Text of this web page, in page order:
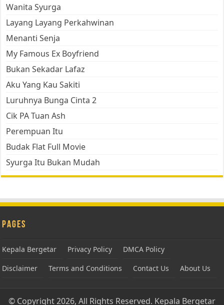
Wanita Syurga
Layang Layang Perkahwinan
Menanti Senja
My Famous Ex Boyfriend
Bukan Sekadar Lafaz
Aku Yang Kau Sakiti
Luruhnya Bunga Cinta 2
Cik PA Tuan Ash
Perempuan Itu
Budak Flat Full Movie
Syurga Itu Bukan Mudah
Pages
Kepala Bergetar Privacy Policy
DMCA Policy
Disclaimer
Terms and Conditions Contact Us About Us
© Copyright 2026, All Rights Reserved. Kepala Bergetar